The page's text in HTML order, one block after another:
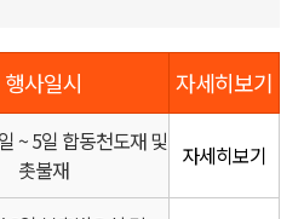
행사일시 자세히보기
~ 5일 합동천도재 및
촛불재
자세히보기